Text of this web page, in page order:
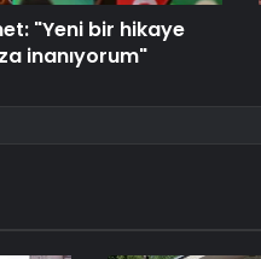
"Yeni bir hikaye
inanıyorum"